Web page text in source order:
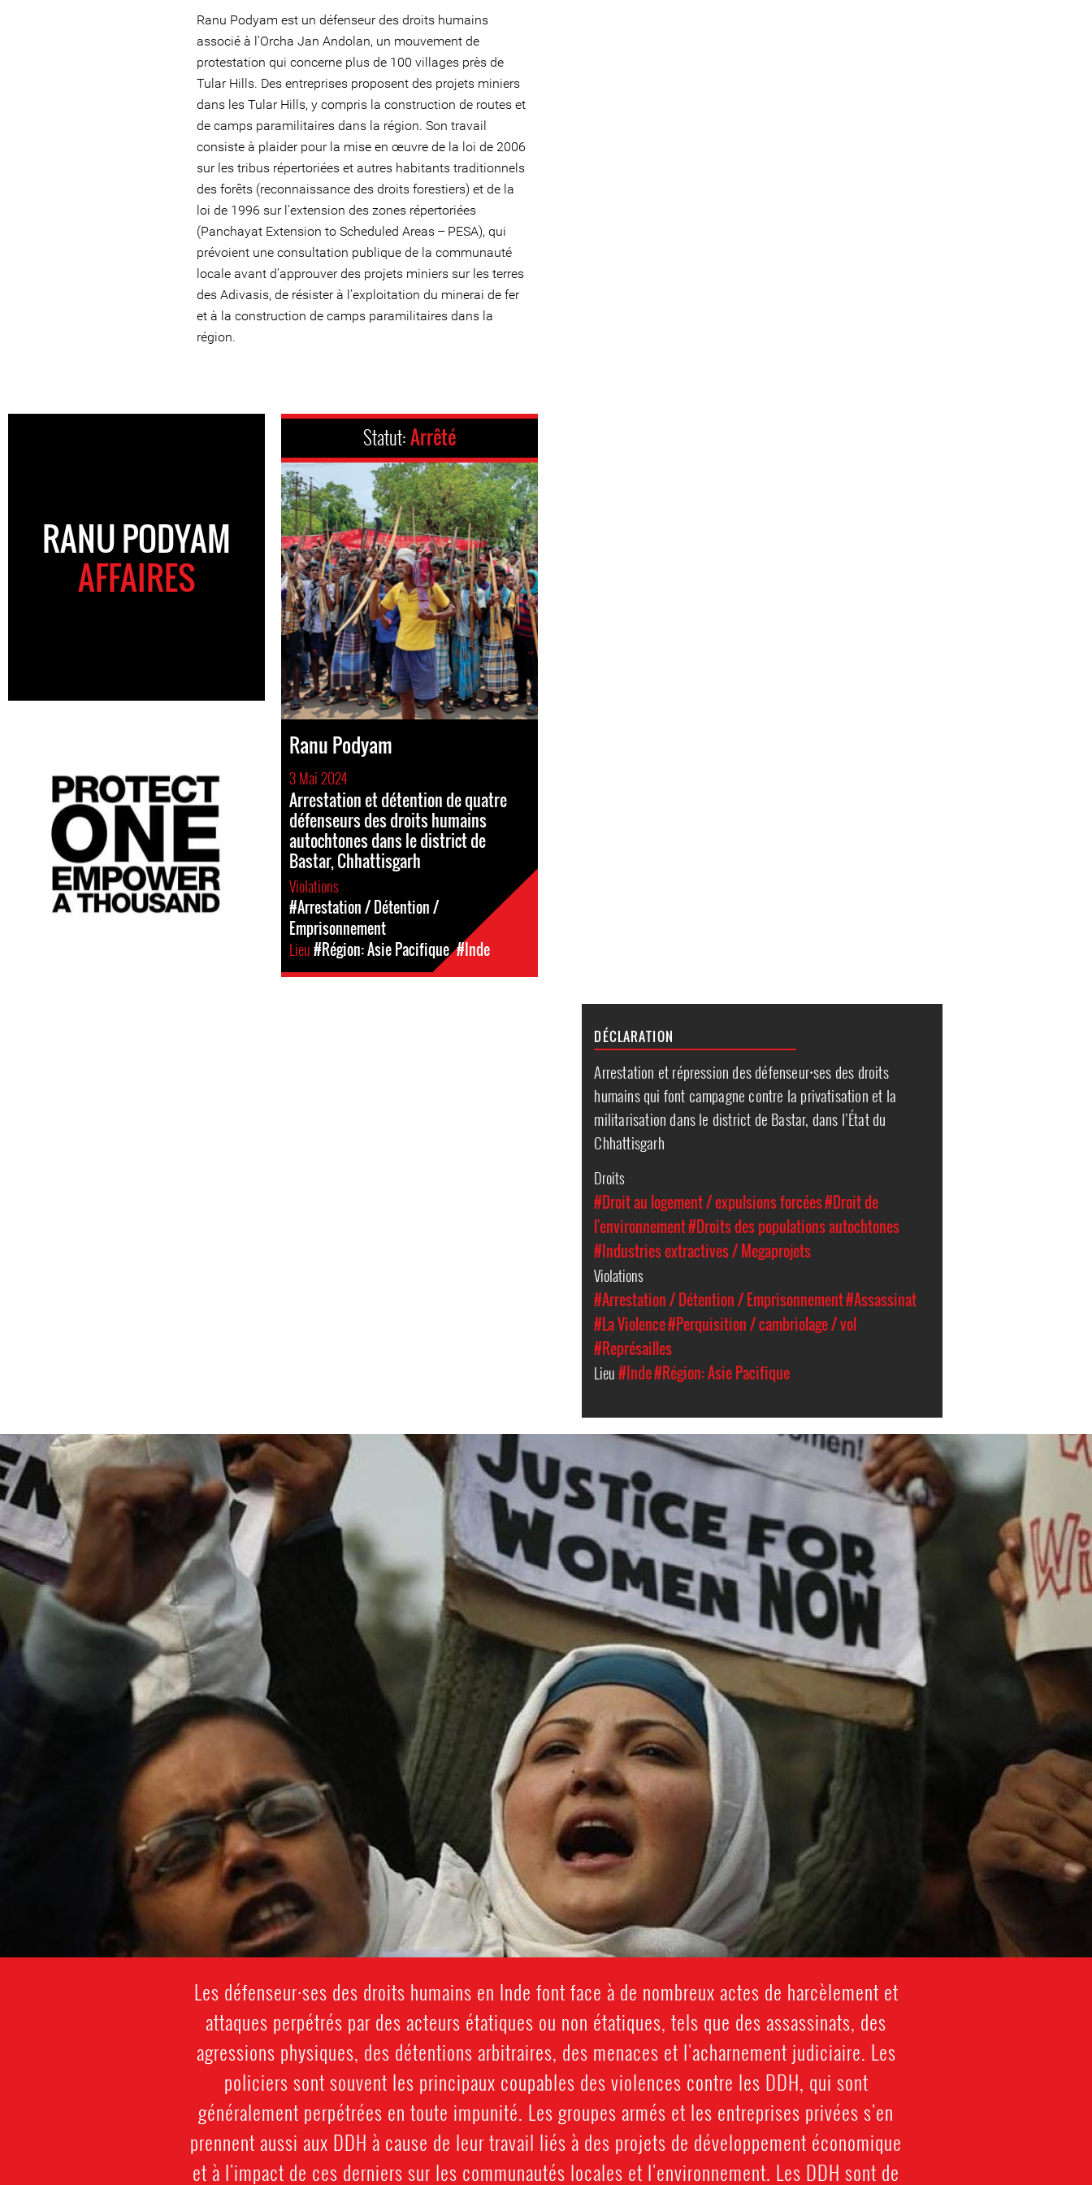
Ranu Podyam est un défenseur des droits humains
associé à l’Orcha Jan Andolan, un mouvement de
protestation qui concerne plus de 100 villages près de
Tular Hills. Des entreprises proposent des projets miniers
dans les Tular Hills, y compris la construction de routes et
de camps paramilitaires dans la région. Son travail
consiste à plaider pour la mise en œuvre de la loi de 2006
sur les tribus répertoriées et autres habitants traditionnels
des forêts (reconnaissance des droits forestiers) et de la
loi de 1996 sur l’extension des zones répertoriées
(Panchayat Extension to Scheduled Areas – PESA), qui
prévoient une consultation publique de la communauté
locale avant d’approuver des projets miniers sur les terres
des Adivasis, de résister à l’exploitation du minerai de fer
et à la construction de camps paramilitaires dans la
région.
RANU PODYAM
AFFAIRES
Statut:Arrêté
Ranu Podyam
3 Mai 2024
Arrestation et détention de quatre
défenseurs des droits humains
autochtones dans le district de
Bastar, Chhattisgarh
Violations
#Arrestation / Détention /
Emprisonnement
Lieu#Région: Asie Pacifique #Inde
DÉCLARATION
Arrestation et répression des défenseur⸱ses des droits
humains qui font campagne contre la privatisation et la
militarisation dans le district de Bastar, dans l’État du
Chhattisgarh
Droits
#Droit au logement / expulsions forcées#Droit de
l'environnement#Droits des populations autochtones
#Industries extractives / Megaprojets
Violations
#Arrestation / Détention / Emprisonnement#Assassinat
#La Violence#Perquisition / cambriolage / vol
#Représailles
Lieu#Inde#Région: Asie Pacifique
india_page.jpg
Les défenseur·ses des droits humains en Inde font face à de nombreux actes de harcèlement et
attaques perpétrés par des acteurs étatiques ou non étatiques, tels que des assassinats, des
agressions physiques, des détentions arbitraires, des menaces et l'acharnement judiciaire. Les
policiers sont souvent les principaux coupables des violences contre les DDH, qui sont
généralement perpétrées en toute impunité. Les groupes armés et les entreprises privées s'en
prennent aussi aux DDH à cause de leur travail liés à des projets de développement économique
et à l'impact de ces derniers sur les communautés locales et l'environnement. Les DDH sont de